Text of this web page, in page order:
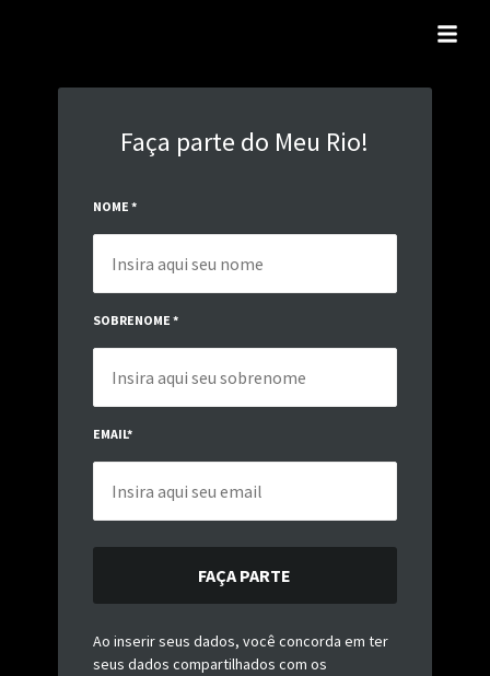
Faça parte do Meu Rio!
NOME*
SOBRENOME*
EMAIL*
FAÇA PARTE
Ao inserir seus dados, você concorda em ter
seus dados compartilhados com os